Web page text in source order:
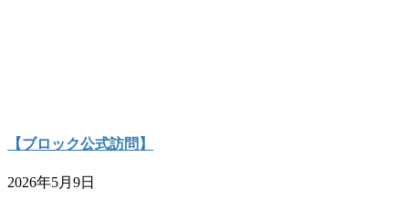
【ブロック公式訪問】
2026年5月9日